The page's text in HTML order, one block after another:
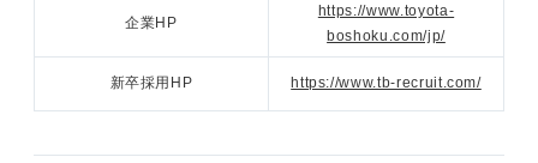
企業HP
https://www.toyota-
boshoku.com/jp/
新卒採用HP https://www.tb-recruit.com/